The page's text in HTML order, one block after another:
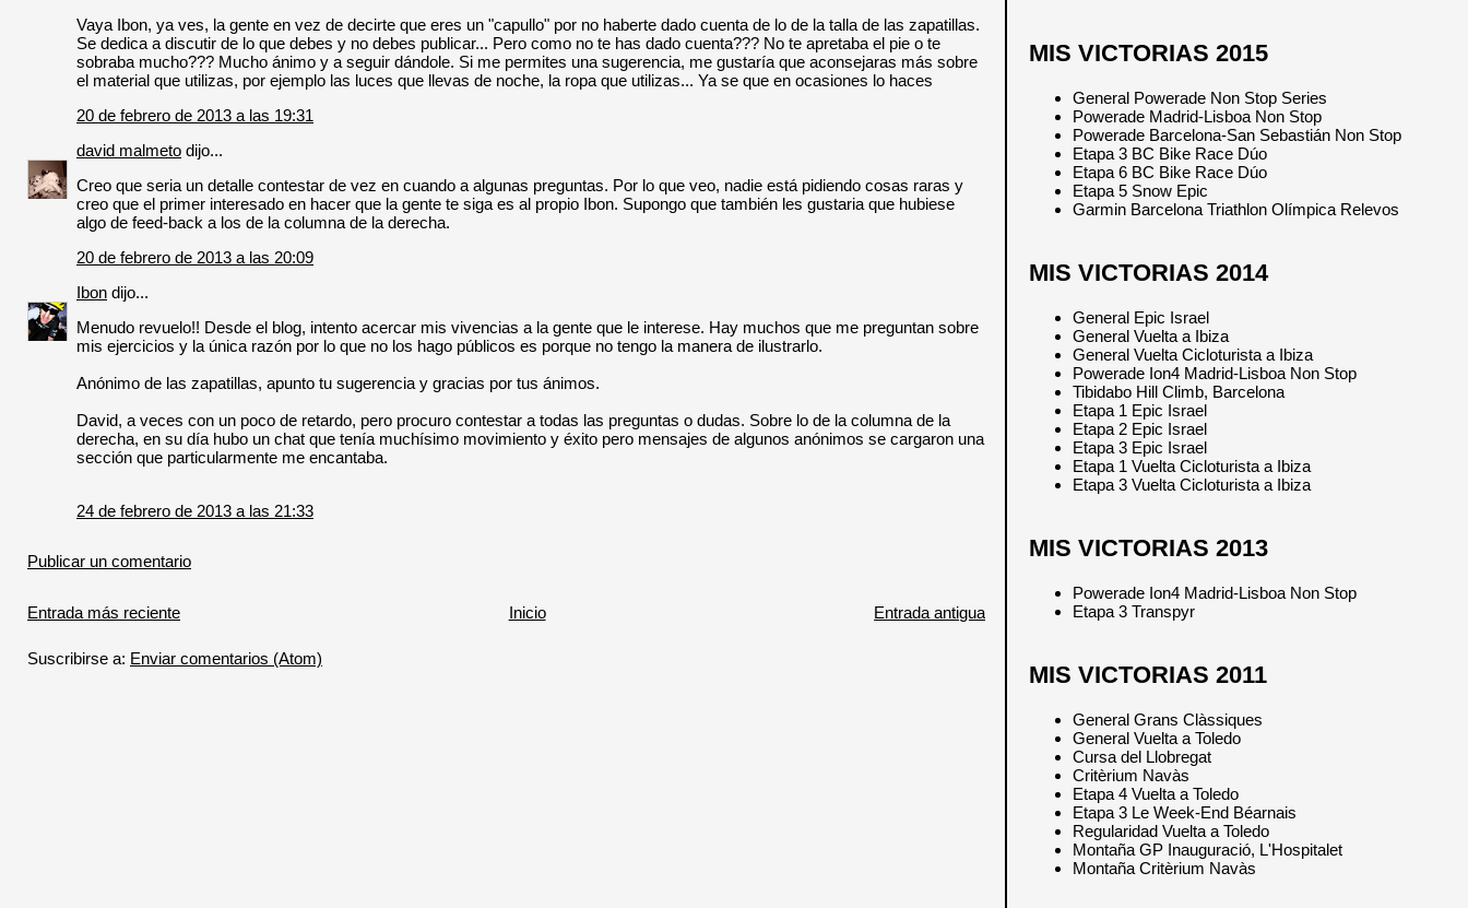
Vaya Ibon, ya ves, la gente en vez de decirte que eres un "capullo" por no haberte dado cuenta de lo de la talla de las zapatillas.
Se dedica a discutir de lo que debes y no debes publicar... Pero como no te has dado cuenta??? No te apretaba el pie o te
sobraba mucho??? Mucho ánimo y a seguir dándole. Si me permites una sugerencia, me gustaría que aconsejaras más sobre
el material que utilizas, por ejemplo las luces que llevas de noche, la ropa que utilizas... Ya se que en ocasiones lo haces
20 de febrero de 2013 a las 19:31
david malmeto dijo...
Creo que seria un detalle contestar de vez en cuando a algunas preguntas. Por lo que veo, nadie está pidiendo cosas raras y
creo que el primer interesado en hacer que la gente te siga es al propio Ibon. Supongo que también les gustaria que hubiese
algo de feed-back a los de la columna de la derecha.
20 de febrero de 2013 a las 20:09
Ibon dijo...
Menudo revuelo!! Desde el blog, intento acercar mis vivencias a la gente que le interese. Hay muchos que me preguntan sobre
mis ejercicios y la única razón por lo que no los hago públicos es porque no tengo la manera de ilustrarlo.
Anónimo de las zapatillas, apunto tu sugerencia y gracias por tus ánimos.
David, a veces con un poco de retardo, pero procuro contestar a todas las preguntas o dudas. Sobre lo de la columna de la
derecha, en su día hubo un chat que tenía muchísimo movimiento y éxito pero mensajes de algunos anónimos se cargaron una
sección que particularmente me encantaba.
24 de febrero de 2013 a las 21:33
Publicar un comentario
Entrada más reciente Entrada antigua
Inicio
Suscribirse a: Enviar comentarios (Atom)
MIS VICTORIAS 2015
General Powerade Non Stop Series
Powerade Madrid-Lisboa Non Stop
Powerade Barcelona-San Sebastián Non Stop
Etapa 3 BC Bike Race Dúo
Etapa 6 BC Bike Race Dúo
Etapa 5 Snow Epic
Garmin Barcelona Triathlon Olímpica Relevos
MIS VICTORIAS 2014
General Epic Israel
General Vuelta a Ibiza
General Vuelta Cicloturista a Ibiza
Powerade Ion4 Madrid-Lisboa Non Stop
Tibidabo Hill Climb, Barcelona
Etapa 1 Epic Israel
Etapa 2 Epic Israel
Etapa 3 Epic Israel
Etapa 1 Vuelta Cicloturista a Ibiza
Etapa 3 Vuelta Cicloturista a Ibiza
MIS VICTORIAS 2013
Powerade Ion4 Madrid-Lisboa Non Stop
Etapa 3 Transpyr
MIS VICTORIAS 2011
General Grans Clàssiques
General Vuelta a Toledo
Cursa del Llobregat
Critèrium Navàs
Etapa 4 Vuelta a Toledo
Etapa 3 Le Week-End Béarnais
Regularidad Vuelta a Toledo
Montaña GP Inauguració, L'Hospitalet
Montaña Critèrium Navàs